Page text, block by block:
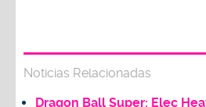
Noticias Relacionadas
Dragon Ball Super: Elec